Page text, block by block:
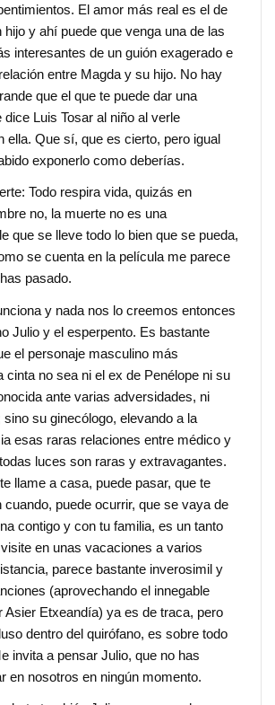
El amor más real es el de
hijo y ahí puede que venga una de las
interesantes de un guión exagerado e
entre Magda y su hijo. No hay
que el que te puede dar una
Luis Tosar al niño al verle
ella. Que sí, que es cierto, pero igual
exponerlo como deberías.
Todo respira vida, quizás en
no, la muerte no es una
que se lleve todo lo bien que se pueda,
se cuenta en la película me parece
pasado.
y nada nos lo creemos entonces
Julio y el esperpento. Es bastante
el personaje masculino más
cinta no sea ni el ex de Penélope ni su
ante varias adversidades, ni
su ginecólogo, elevando a la
esas raras relaciones entre médico y
luces son raras y extravagantes.
llame a casa, puede pasar, que te
puede ocurrir, que se vaya de
contigo y con tu familia, es un tanto
en unas vacaciones a varios
parece bastante inverosimil y
(aprovechando el innegable
Asier Etxeandía) ya es de traca, pero
dentro del quirófano, es sobre todo
invita a pensar Julio, que no has
en nosotros en ningún momento.